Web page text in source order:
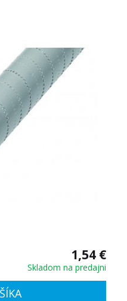
1,54 €
Skladom na predajni